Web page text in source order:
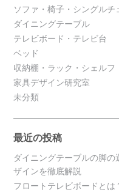
ソファ・椅子・シングルチ
ダイニングテーブル
テレビボード・テレビ台
ベッド
収納棚・ラック・シェルフ
家具デザイン研究室
未分類
最近の投稿
ダイニングテーブルの脚
ザインを徹底解説
フロートテレビボードと